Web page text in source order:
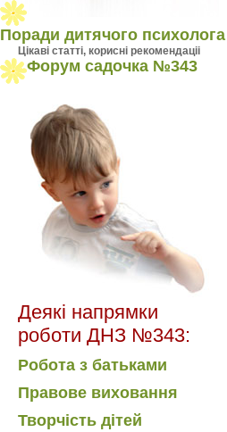
Поради дитячого психолога
Цiкавi статтi, кориснi рекомендацii
Форум садочка №343
Деякі напрямки
роботи ДНЗ №343:
Робота з батьками
Правове виховання
Творчість дітей